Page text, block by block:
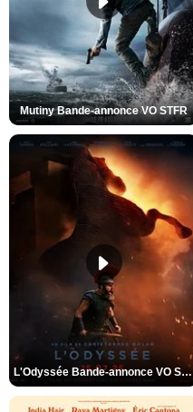
Mutiny Bande-annonce VO STFR
L'Odyssée Bande-annonce VO STFR